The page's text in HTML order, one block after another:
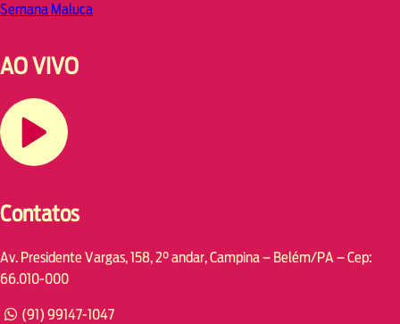
Semana Maluca
AO VIVO
Contatos
Av. Presidente Vargas, 158, 2° andar, Campina – Belém/PA – Cep:
66.010-000
(91) 99147-1047